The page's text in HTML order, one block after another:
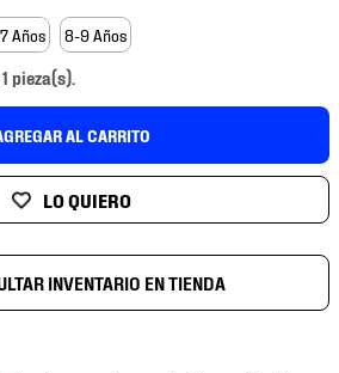
Años 8-9 Años
pieza(s).
AL CARRITO
INVENTARIO EN TIENDA